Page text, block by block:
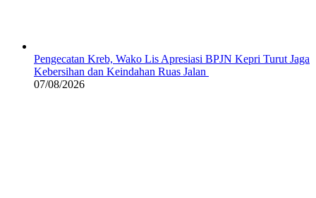
Pengecatan Kreb, Wako Lis Apresiasi BPJN Kepri Turut Jaga
Kebersihan dan Keindahan Ruas Jalan
07/08/2026